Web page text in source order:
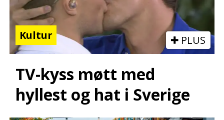
Kultur PLUS
TV-kyss møtt med
hyllest og hat i Sverige